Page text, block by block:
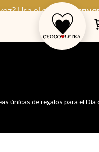
Usa el código
únicas de regalos para el Día